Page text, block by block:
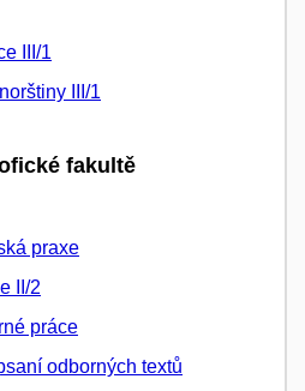
III/1
III/1
fakultě
praxe
II/2
práce
odborných textů